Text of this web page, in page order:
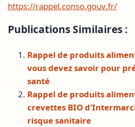
https://rappel.conso.gouv.fr/
Publications Similaires :
Rappel de produits
vous devez savoir pour
santé
Rappel de produits
crevettes BIO
risque sanitaire